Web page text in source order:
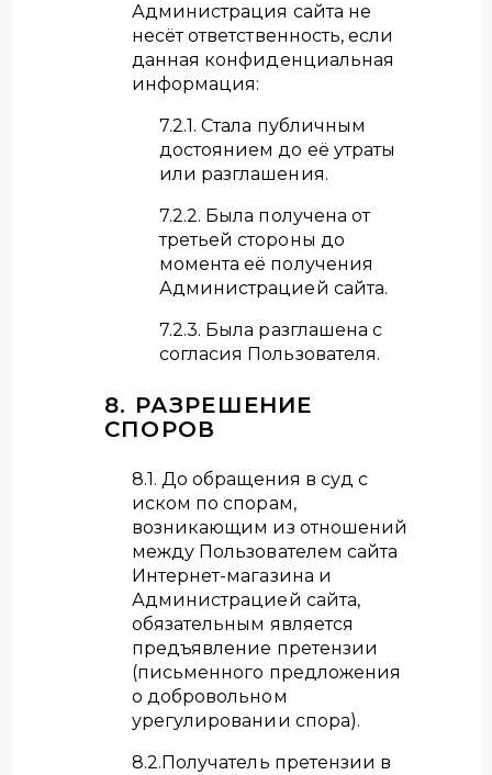
Администрация сайта не
несёт ответственность, если
данная конфиденциальная
информация:
7.2.1. Стала публичным
достоянием до её утраты
или разглашения.
7.2.2. Была получена от
третьей стороны до
момента её получения
Администрацией сайта.
7.2.3. Была разглашена с
согласия Пользователя.
8. РАЗРЕШЕНИЕ
СПОРОВ
8.1. До обращения в суд с
иском по спорам,
возникающим из отношений
между Пользователем сайта
Интернет-магазина и
Администрацией сайта,
обязательным является
предъявление претензии
(письменного предложения
о добровольном
урегулировании спора).
8.2.Получатель претензии в